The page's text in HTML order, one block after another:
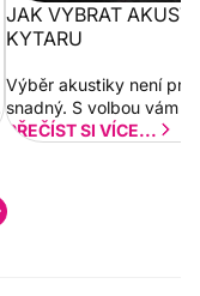
JAK VYBRAT
KYTARU
Výběr akustiky není pro
snadný. S volbou vám
PŘEČÍST SI VÍCE...